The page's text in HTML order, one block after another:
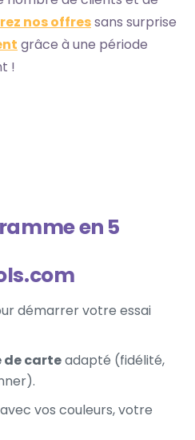
nos offressans surprise
grâce à une période
!
en 5
démarrer votre essai
de carteadapté (fidélité,
avec vos couleurs, votre